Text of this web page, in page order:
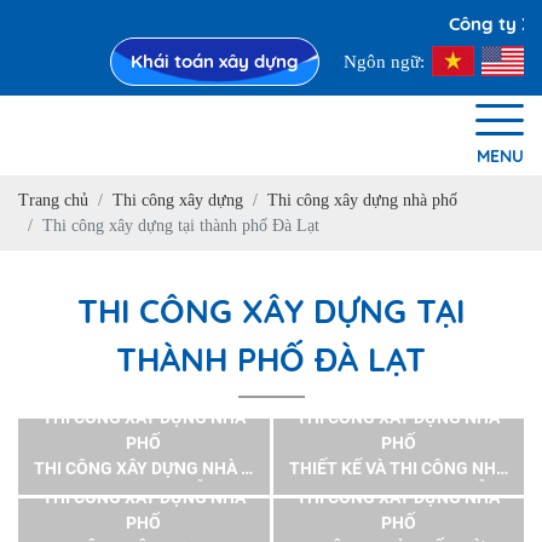
Công ty
Khái toán xây dựng
Ngôn ngữ:
MENU
Trang chủ Thi công xây dựng
Thi công xây dựng nhà phố
Thi công xây dựng tại thành phố Đà Lạt
THI CÔNG XÂY DỰNG TẠI
THÀNH PHỐ ĐÀ LẠT
THI CÔNG XÂY DỰNG NHÀ
PHỐ
THI CÔNG XÂY DỰNG NHÀ Ở
TƯ NHÂN ÔNG NGUYỄN HỮU
NGỌC, PHƯỜNG 2, THÀNH
THI CÔNG XÂY DỰNG NHÀ
PHỐ
THIẾT KẾ VÀ THI CÔNG NHÀ
Ở TƯ NHÂN ÔNG NGUYỄN
NHƯ HÙNG 20A ĐỒNG TÂM
THI CÔNG XÂY DỰNG NHÀ
PHỐ
THI CÔNG XÂY DỰNG NHÀ
PHỐ